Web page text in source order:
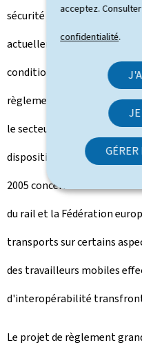
acceptez.
confidentialité.
GÉRER
sécurité juridique, la plupart
actuellement dans un
conditions de travail du
règlement grand-ducal
le secteur ferroviaire
dispositions de la directive
2005 concernant l'accord
du rail et la Fédération
transports sur certains
des travailleurs mobiles
d'interopérabilité
Le projet de règlement